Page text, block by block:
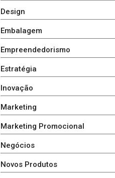
Design
Embalagem
Empreendedorismo
Estratégia
Inovação
Marketing
Marketing Promocional
Negócios
Novos Produtos